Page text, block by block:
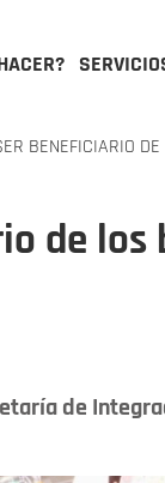
BENEFICIARIO
de los
de